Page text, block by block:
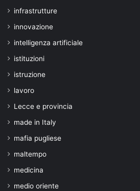
infrastrutture
innovazione
intelligenza artificiale
istituzioni
istruzione
lavoro
Lecce e provincia
made in Italy
mafia pugliese
maltempo
medicina
medio oriente